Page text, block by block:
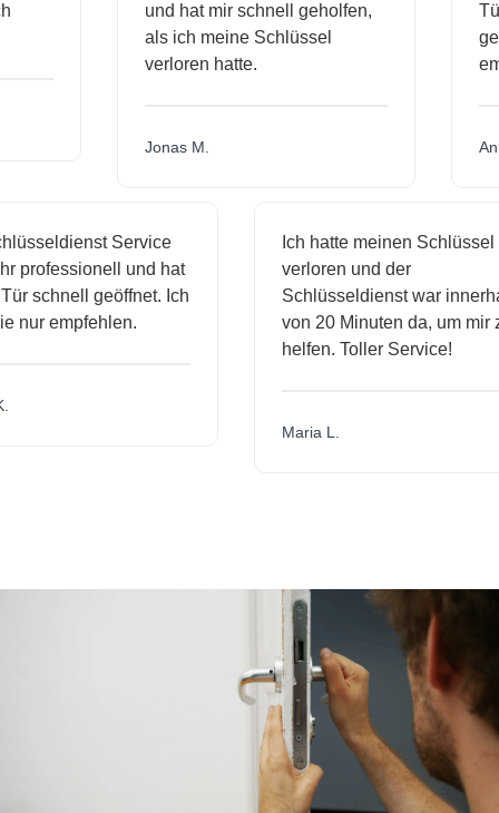
und hat mir schnell geholfen,
als ich meine Schlüssel
verloren hatte.
Jonas M.
Service
professionell und hat
schnell geöffnet. Ich
nur empfehlen.
Ich hatte meinen Schlüssel
verloren und der
Schlüsseldienst war
von 20 Minuten da, um mir
helfen. Toller Service!
Maria L.